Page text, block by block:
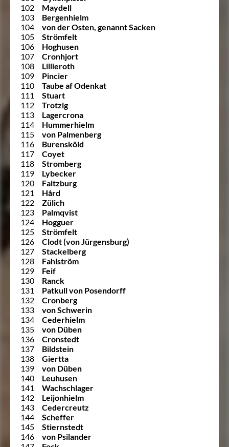
102
Maydell
103
Bergenhielm
104
von der Osten, genannt Sacken
105
Strömfelt
106
Hoghusen
107
Cronhjort
108
Lillieroth
109
Pincier
110
Taube af Odenkat
111
Stuart
112
Trotzig
113
Lagercrona
114
Hummerhielm
115
von Palmenberg
116
Burensköld
117
Coyet
118
Stromberg
119
Lybecker
120
Faltzburg
121
Hård
122
Zülich
123
Palmqvist
124
Hogguer
125
Strömfelt
126
Clodt (von Jürgensburg)
127
Stackelberg
128
Fahlström
129
Feif
130
Ranck
131
Patkull von Posendorff
132
Cronberg
133
von Schwerin
134
Cederhielm
135
von Düben
136
Cronstedt
137
Bildstein
138
Giertta
139
von Düben
140
Leuhusen
141
Wachschlager
142
Leijonhielm
143
Cedercreutz
144
Scheffer
145
Stiernstedt
146
von Psilander